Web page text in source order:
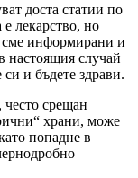
доста статии по
е лекарство, но
сме информирани и
настоящия случай
си и бъдете здрави.
често срещан
храни, може
попадне в